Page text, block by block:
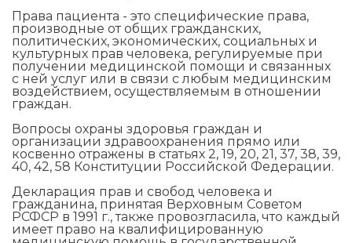
Права пациента - это специфические права,
производные от общих гражданских,
политических, экономических, социальных и
культурных прав человека, регулируемые при
получении медицинской помощи и связанных
с ней услуг или в связи с любым медицинским
воздействием, осуществляемым в отношении
граждан.
Вопросы охраны здоровья граждан и
организации здравоохранения прямо или
косвенно отражены в статьях 2, 19, 20, 21, 37, 38, 39,
40, 42, 58 Конституции Российской Федерации.
Декларация прав и свобод человека и
гражданина, принятая Верховным Советом
РСФСР в 1991 г., также провозгласила, что каждый
имеет право на квалифицированную